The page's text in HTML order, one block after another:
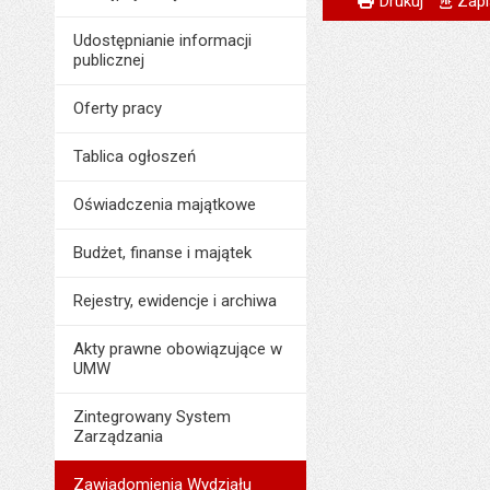
Udostępnianie informacji
publicznej
Oferty pracy
Tablica ogłoszeń
Oświadczenia majątkowe
Budżet, finanse i majątek
Rejestry, ewidencje i archiwa
Akty prawne obowiązujące w
UMW
Zintegrowany System
Zarządzania
Zawiadomienia Wydziału
Data wytworzenia: